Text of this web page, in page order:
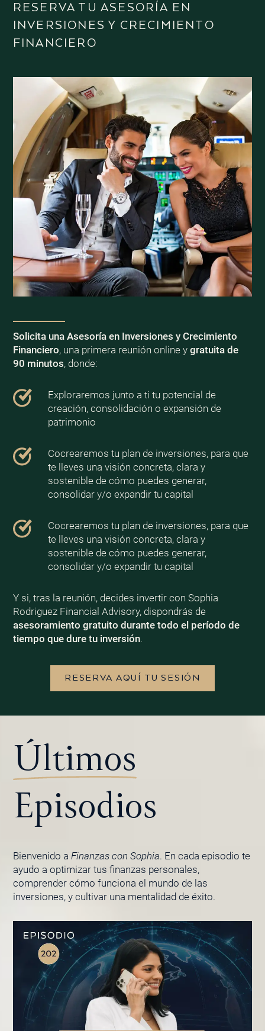
RESERVA TU ASESORÍA EN
INVERSIONES Y CRECIMIENTO
FINANCIERO
Solicita una Asesoría en Inversiones y Crecimiento
Financiero, una primera reunión online y gratuita de
90 minutos, donde:
Exploraremos junto a ti tu potencial de
creación, consolidación o expansión de
patrimonio
Cocrearemos tu plan de inversiones, para que
te lleves una visión concreta, clara y
sostenible de cómo puedes generar,
consolidar y/o expandir tu capital
Cocrearemos tu plan de inversiones, para que
te lleves una visión concreta, clara y
sostenible de cómo puedes generar,
consolidar y/o expandir tu capital
Y si, tras la reunión, decides invertir con Sophia
Rodriguez Financial Advisory, dispondrás de
asesoramiento gratuito durante todo el período de
tiempo que dure tu inversión.
RESERVA AQUÍ TU SESIÓN
Últimos
Episodios
Bienvenido a Finanzas con Sophia. En cada episodio te
ayudo a optimizar tus finanzas personales,
comprender cómo funciona el mundo de las
inversiones, y cultivar una mentalidad de éxito.
PÁGINA
PÁGINA
PÁGINAPÁGINA